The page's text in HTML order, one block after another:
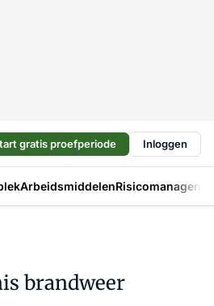
gratis proefperiode Inloggen
Arbeidsmiddelen
brandweer